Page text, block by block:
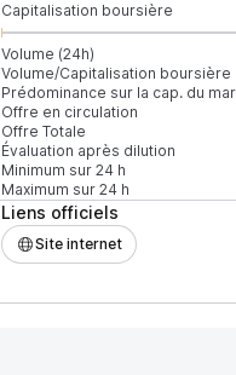
Capitalisation boursière
Volume (24h)
Volume/Capitalisation boursière
Prédominance sur la cap. du
Offre en circulation
Offre Totale
Évaluation après dilution
Minimum sur 24 h
Maximum sur 24 h
Liens officiels
Site internet
% du volume
98,61 %